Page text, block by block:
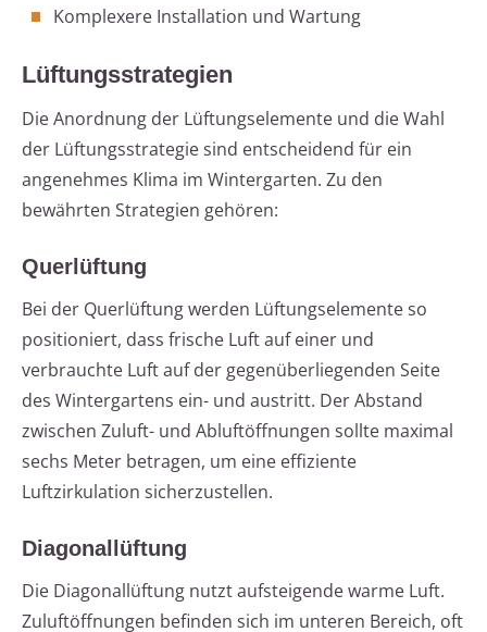
Komplexere Installation und Wartung
Lüftungsstrategien
Die Anordnung der Lüftungselemente und die Wahl
der Lüftungsstrategie sind entscheidend für ein
angenehmes Klima im Wintergarten. Zu den
bewährten Strategien gehören:
Querlüftung
Bei der Querlüftung werden Lüftungselemente so
positioniert, dass frische Luft auf einer und
verbrauchte Luft auf der gegenüberliegenden Seite
des Wintergartens ein- und austritt. Der Abstand
zwischen Zuluft- und Abluftöffnungen sollte maximal
sechs Meter betragen, um eine effiziente
Luftzirkulation sicherzustellen.
Diagonallüftung
Die Diagonallüftung nutzt aufsteigende warme Luft.
Zuluftöffnungen befinden sich im unteren Bereich, oft